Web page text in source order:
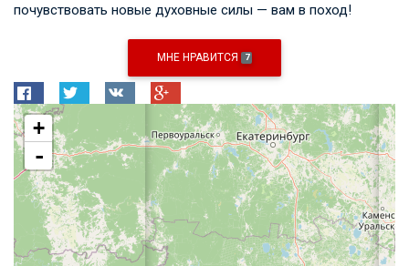
почувствовать новые духовные силы — вам в поход!
МНЕ НРАВИТСЯ 7
+
-